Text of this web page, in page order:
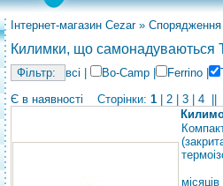
Інтернет-магазин Cezar » Спорядження
Килимки, що самонадуваються
всі
Bo-Camp Ferrino
Є в наявності Сторінки: 1 2 3 4
місяців